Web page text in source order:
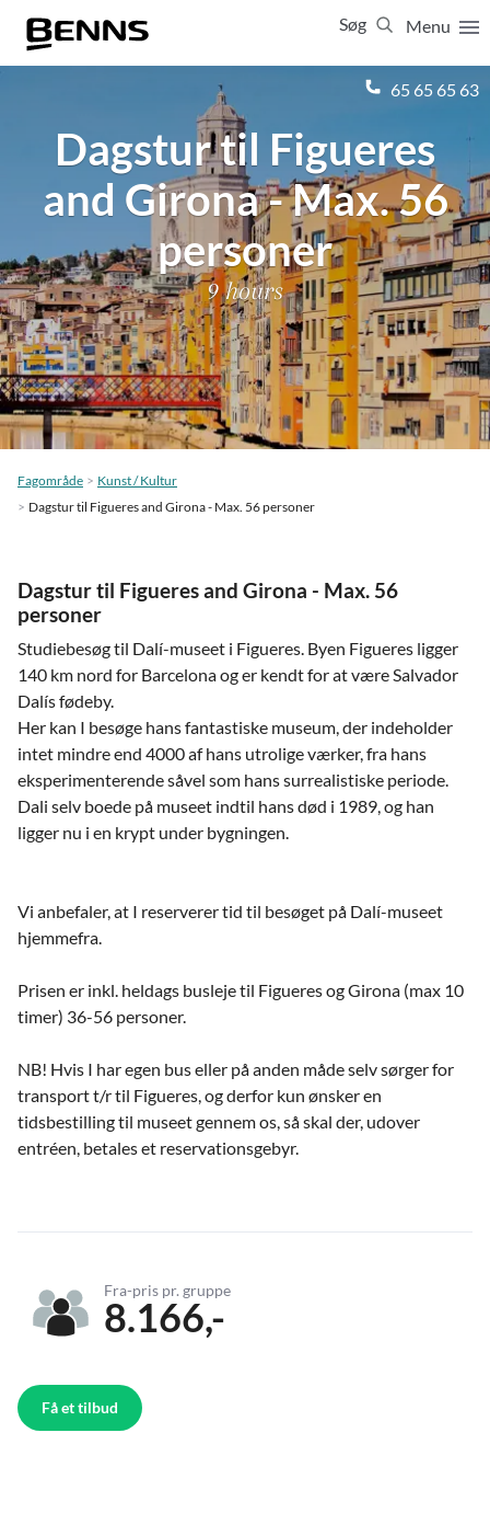
Menu
Søg
65 65 65 63
Dagstur til Figueres
and Girona - Max. 56
personer
9 hours
Fagområde
Kunst / Kultur
Dagstur til Figueres and Girona - Max. 56 personer
Dagstur til Figueres and Girona - Max. 56
personer
Studiebesøg til Dalí-museet i Figueres. Byen Figueres ligger
140 km nord for Barcelona og er kendt for at være Salvador
Dalís fødeby.
Her kan I besøge hans fantastiske museum, der indeholder
intet mindre end 4000 af hans utrolige værker, fra hans
eksperimenterende såvel som hans surrealistiske periode.
Dali selv boede på museet indtil hans død i 1989, og han
ligger nu i en krypt under bygningen.
Vi anbefaler, at I reserverer tid til besøget på Dalí-museet
hjemmefra.
Prisen er inkl. heldags busleje til Figueres og Girona (max 10
timer) 36-56 personer.
NB! Hvis I har egen bus eller på anden måde selv sørger for
transport t/r til Figueres, og derfor kun ønsker en
tidsbestilling til museet gennem os, så skal der, udover
entréen, betales et reservationsgebyr.
Fra-pris pr. gruppe
8.166,-
Få et tilbud
Luk
Vis resultater for: Alle
Ferierejser
Firma- og temarejser
Studierejser